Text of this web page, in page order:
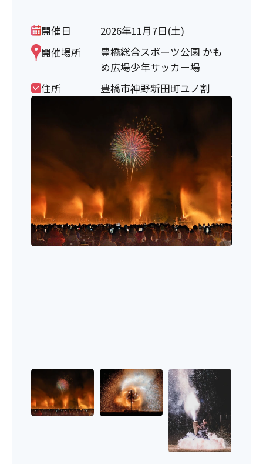
開催日
2026年11月7日(土)
開催場所
豊橋総合スポーツ公園 かも
め広場少年サッカー場
住所
豊橋市神野新田町ユノ割